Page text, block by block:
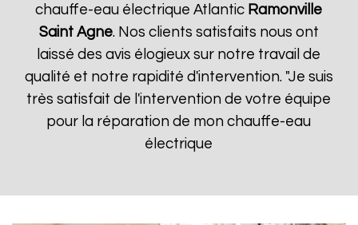
chauffe-eau électrique Atlantic Ramonville
Saint Agne. Nos clients satisfaits nous ont
laissé des avis élogieux sur notre travail de
qualité et notre rapidité d'intervention. "Je suis
très satisfait de l'intervention de votre équipe
pour la réparation de mon chauffe-eau
électrique